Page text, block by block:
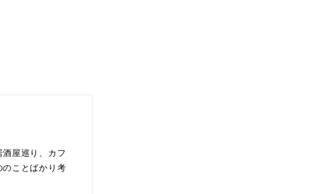
屋巡り、カフ
のことばかり考